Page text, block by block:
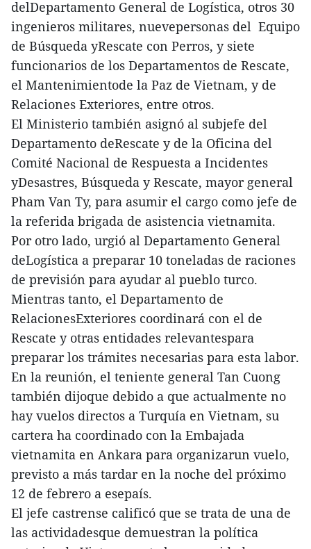
delDepartamento General de Logística, otros 30
ingenieros militares, nuevepersonas del Equipo
de Búsqueda yRescate con Perros, y siete
funcionarios de los Departamentos de Rescate,
el Mantenimientode la Paz de Vietnam, y de
Relaciones Exteriores, entre otros.
El Ministerio también asignó al subjefe del
Departamento deRescate y de la Oficina del
Comité Nacional de Respuesta a Incidentes
yDesastres, Búsqueda y Rescate, mayor general
Pham Van Ty, para asumir el cargo como jefe de
la referida brigada de asistencia vietnamita.
Por otro lado, urgió al Departamento General
deLogística a preparar 10 toneladas de raciones
de previsión para ayudar al pueblo turco.
Mientras tanto, el Departamento de
RelacionesExteriores coordinará con el de
Rescate y otras entidades relevantespara
preparar los trámites necesarias para esta labor.
En la reunión, el teniente general Tan Cuong
también dijoque debido a que actualmente no
hay vuelos directos a Turquía en Vietnam, su
cartera ha coordinado con la Embajada
vietnamita en Ankara para organizarun vuelo,
previsto a más tardar en la noche del próximo
12 de febrero a esepaís.
El jefe castrense calificó que se trata de una de
las actividadesque demuestran la política